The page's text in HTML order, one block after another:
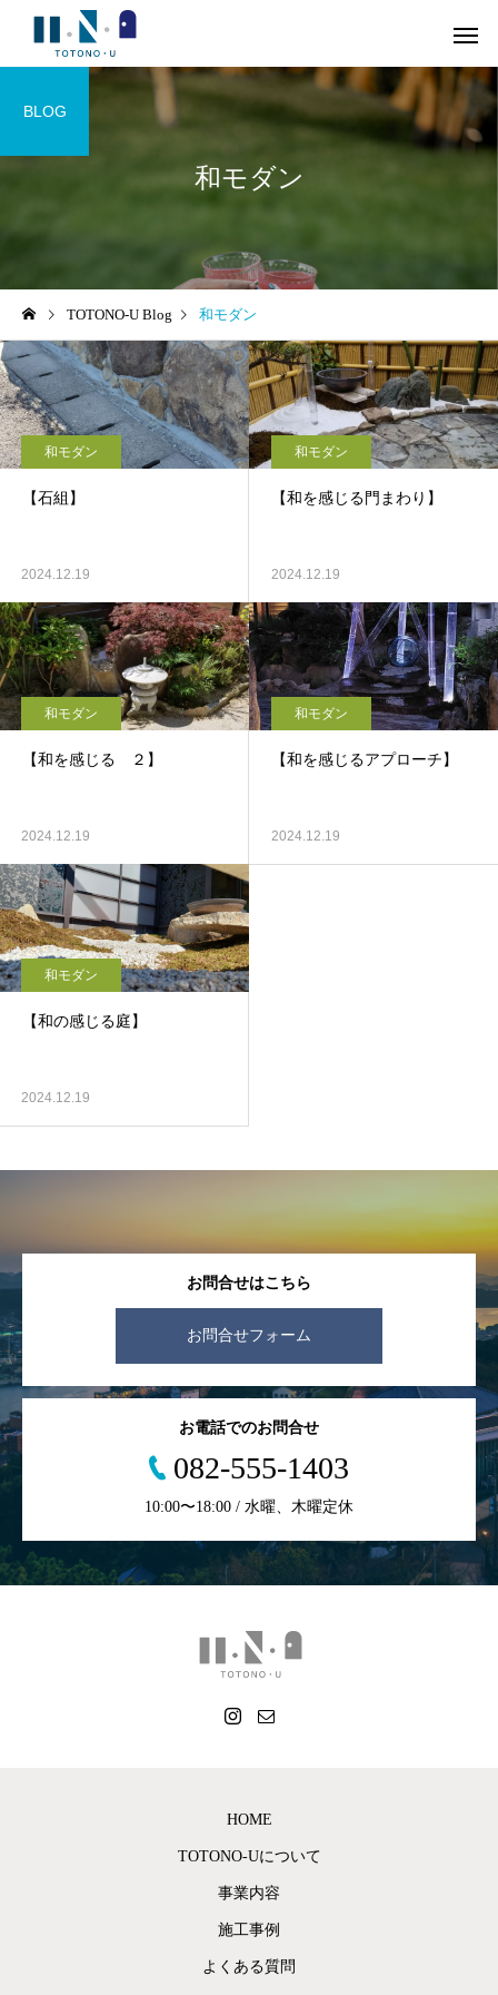
和モダン
BLOG
TOTONO-U Blog 和モダン
和モダン
【石組】
2024.12.19
和モダン
【和を感じる門まわり】
2024.12.19
和モダン
【和を感じる ２】
2024.12.19
和モダン
【和を感じるアプローチ】
2024.12.19
和モダン
【和の感じる庭】
2024.12.19
お問合せはこちら
お問合せフォーム
お電話でのお問合せ
082-555-1403
10:00〜18:00 / 水曜、木曜定休
HOME
TOTONO-Uについて
事業内容
施工事例
よくある質問